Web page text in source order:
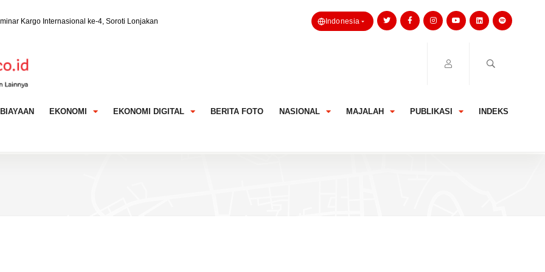
Kualitas Investor
Catatkan Hasil Positif
Tembus 30 Juta Orang
Indonesia
EKONOMI EKONOMI DIGITAL BERITA FOTO NASIONAL MAJALAH PUBLIKASI INDEKS